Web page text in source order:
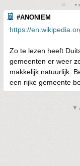
•
#ANONIEM
https://
Zo te lezen heeft
gemeenten er weer
makkelijk natuurlijk.
een rijke gemeente
▼